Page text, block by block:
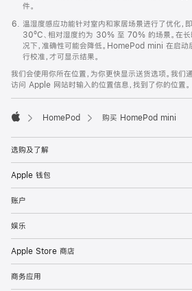
件。
温湿度感应功能针对室内和家居场景进行了优化，
30ºC、相对湿度约为 30% 至 70% 的场景。在长
况下，准确性可能会降低。HomePod mini 在启动
行校准，才可显示结果。
我们会使用你所在位置，为你更快显示送货选项。我们
访问 Apple 网站时输入的位置信息，找到了你的位置。
HomePod 购买 HomePod mini
选购及了解
Apple 钱包
账户
娱乐
Apple Store 商店
商务应用